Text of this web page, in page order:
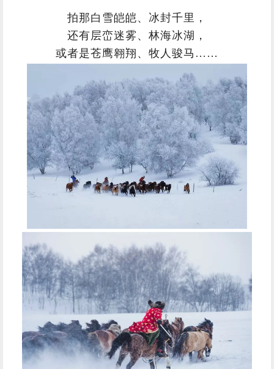
拍那白雪皑皑、冰封千里，
还有层峦迷雾、林海冰湖，
或者是苍鹰翱翔、牧人骏马……